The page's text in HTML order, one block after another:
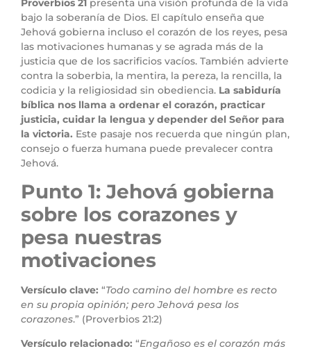
Proverbios 21 presenta una visión profunda de la vida
bajo la soberanía de Dios. El capítulo enseña que
Jehová gobierna incluso el corazón de los reyes, pesa
las motivaciones humanas y se agrada más de la
justicia que de los sacrificios vacíos. También advierte
contra la soberbia, la mentira, la pereza, la rencilla, la
codicia y la religiosidad sin obediencia. La sabiduría
bíblica nos llama a ordenar el corazón, practicar
justicia, cuidar la lengua y depender del Señor para
la victoria. Este pasaje nos recuerda que ningún plan,
consejo o fuerza humana puede prevalecer contra
Jehová.
Punto 1: Jehová gobierna
sobre los corazones y
pesa nuestras
motivaciones
Versículo clave: “Todo camino del hombre es recto
en su propia opinión; pero Jehová pesa los
corazones.” (Proverbios 21:2)
Versículo relacionado: “Engañoso es el corazón más